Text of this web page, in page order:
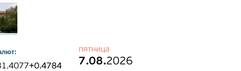
+0.4784
пятница
7.08.2026